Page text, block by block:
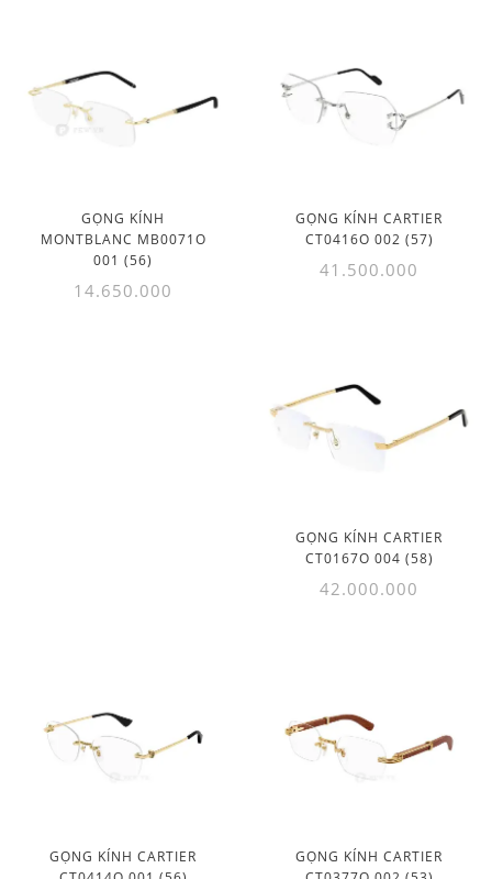
GỌNG KÍNH
MONTBLANC MB0071O
001 (56)
14.650.000
GỌNG KÍNH CARTIER
CT0416O 002 (57)
41.500.000
GỌNG KÍNH CARTIER
CT0167O 004 (58)
42.000.000
GỌNG KÍNH CARTIER
GỌNG KÍNH CARTIER